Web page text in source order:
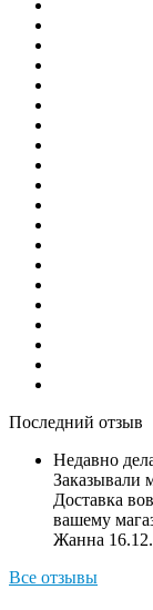
Последний отзыв
Недавно
Заказывали
Доставка
вашему
Жанна
Все отзывы